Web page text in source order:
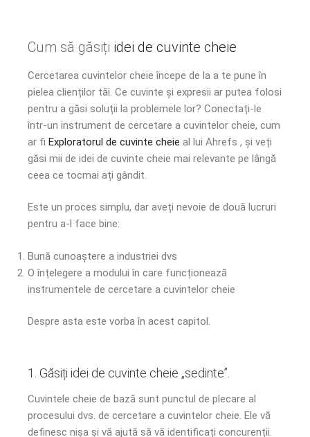
Cum să găsiți idei de cuvinte cheie
Cercetarea cuvintelor cheie începe de la a te pune în
pielea clienților tăi. Ce cuvinte și expresii ar putea folosi
pentru a găsi soluții la problemele lor? Conectați-le
într-un instrument de cercetare a cuvintelor cheie, cum
ar fi Exploratorul de cuvinte cheie al lui Ahrefs , și veți
găsi mii de idei de cuvinte cheie mai relevante pe lângă
ceea ce tocmai ați gândit.
Este un proces simplu, dar aveți nevoie de două lucruri
pentru a-l face bine:
Bună cunoaștere a industriei dvs
O înțelegere a modului în care funcționează
instrumentele de cercetare a cuvintelor cheie
Despre asta este vorba în acest capitol.
1. Găsiți idei de cuvinte cheie „sedinte”.
Cuvintele cheie de bază sunt punctul de plecare al
procesului dvs. de cercetare a cuvintelor cheie. Ele vă
definesc nișa și vă ajută să vă identificați concurenții.